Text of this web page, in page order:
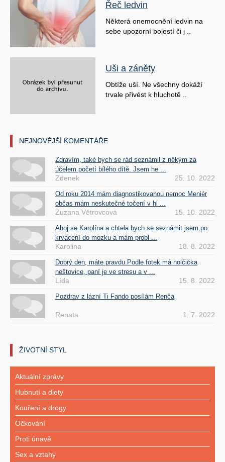
Řeč ledvin
Některá onemocnění ledvin na
sebe upozorní bolestí či j ..
Uši a záněty
Obtíže uší. Ne všechny dokáží
trvale přivést k hluchotě ..
NEJNOVĚJŠÍ KOMENTÁŘE
Zdravím, také bych se rád seznámil z někým za
účelem početí bílého dítě. Jsem he ...
Zdenek 25. 10. 2022
Od roku 2014 mám diagnostikovanou nemoc Meniér
občas mám neskutečné točení v hl ...
Zuzana Větrovcová 15. 10. 2022
Ahoj se Karolína a chtela bych se seznámit jsem po
krvácení do mozku a mám probl ...
Karolina 18. 8. 2022
Dobrý den, máte pravdu.Podle fotek má holčička
neštovice, paní je ve stresu a v ...
Lída 15. 8. 2022
Pozdrav z lázní Ti Fando posílám Renča
Renata 1. 7. 2022
ŽIVOTNÍ STYL
Aktuální zprávy
Hubnutí a diety
Kouření a drogy
Očkování
Proti únavě
Sex a vztahy